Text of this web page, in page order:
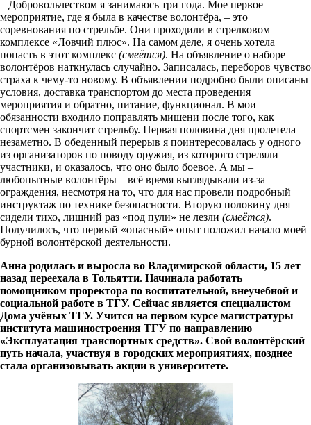
– Добровольчеством я занимаюсь три года. Мое первое
мероприятие, где я была в качестве волонтёра, – это
соревнования по стрельбе. Они проходили в стрелковом
комплексе «Ловчий плюс». На самом деле, я очень хотела
попасть в этот комплекс (смеётся). На объявление о наборе
волонтёров наткнулась случайно. Записалась, переборов чувство
страха к чему-то новому. В объявлении подробно были описаны
условия, доставка транспортом до места проведения
мероприятия и обратно, питание, функционал. В мои
обязанности входило поправлять мишени после того, как
спортсмен закончит стрельбу. Первая половина дня пролетела
незаметно. В обеденный перерыв я поинтересовалась у одного
из организаторов по поводу оружия, из которого стреляли
участники, и оказалось, что оно было боевое. А мы –
любопытные волонтёры – всё время выглядывали из-за
ограждения, несмотря на то, что для нас провели подробный
инструктаж по технике безопасности. Вторую половину дня
сидели тихо, лишний раз «под пули» не лезли (смеётся).
Получилось, что первый «опасный» опыт положил начало моей
бурной волонтёрской деятельности.
Анна родилась и выросла во Владимирской области, 15 лет
назад переехала в Тольятти. Начинала работать
помощником проректора по воспитательной, внеучебной и
социальной работе в ТГУ. Сейчас является специалистом
Дома учёных ТГУ. Учится на первом курсе магистратуры
института машиностроения ТГУ по направлению
«Эксплуатация транспортных средств». Свой волонтёрский
путь начала, участвуя в городских мероприятиях, позднее
стала организовывать акции в университете.